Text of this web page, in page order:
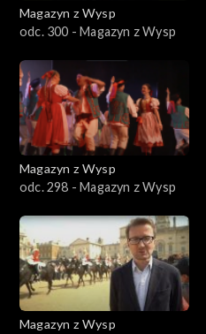
Magazyn z Wysp
odc. 300 - Magazyn z Wysp
Magazyn z Wysp
odc. 298 - Magazyn z Wysp
Magazyn z Wysp